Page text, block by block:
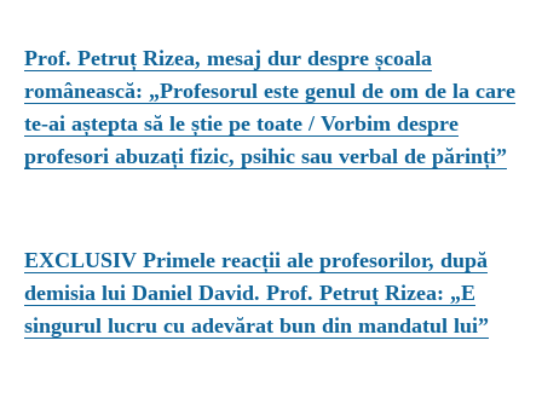
Prof. Petruț Rizea, mesaj dur despre școala
românească: „Profesorul este genul de om de la care
te-ai aștepta să le știe pe toate / Vorbim despre
profesori abuzați fizic, psihic sau verbal de părinți”
EXCLUSIV Primele reacții ale profesorilor, după
demisia lui Daniel David. Prof. Petruț Rizea: „E
singurul lucru cu adevărat bun din mandatul lui”